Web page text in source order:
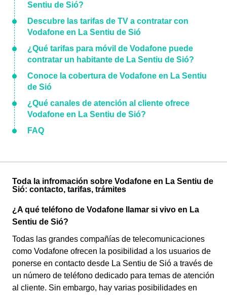
Sentiu de Sió?
Descubre las tarifas de TV a contratar con
Vodafone en La Sentiu de Sió
¿Qué tarifas para móvil de Vodafone puede
contratar un habitante de La Sentiu de Sió?
Conoce la cobertura de Vodafone en La Sentiu
de Sió
¿Qué canales de atención al cliente ofrece
Vodafone en La Sentiu de Sió?
FAQ
Toda la infromación sobre Vodafone en La Sentiu de
Sió: contacto, tarifas, trámites
¿A qué teléfono de Vodafone llamar si vivo en La
Sentiu de Sió?
Todas las grandes compañías de telecomunicaciones
como Vodafone ofrecen la posibilidad a los usuarios de
ponerse en contacto desde La Sentiu de Sió a través de
un número de teléfono dedicado para temas de atención
al cliente. Sin embargo, hay varias posibilidades en